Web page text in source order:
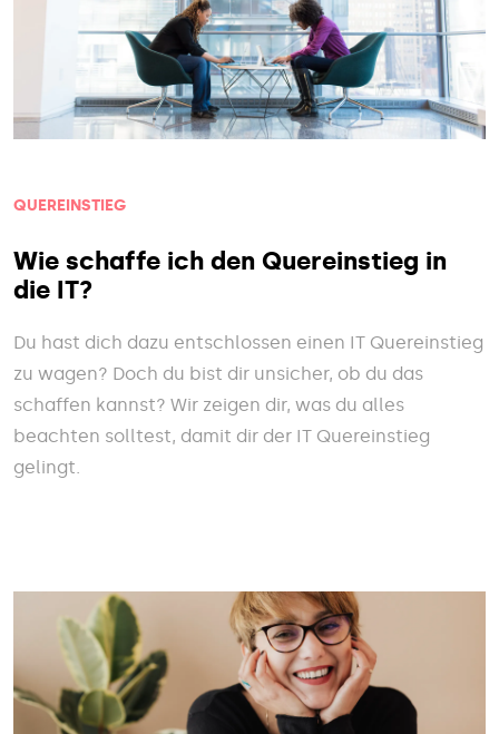
QUEREINSTIEG
Wie schaffe ich den Quereinstieg in
die IT?
Du hast dich dazu entschlossen einen IT Quereinstieg
zu wagen? Doch du bist dir unsicher, ob du das
schaffen kannst? Wir zeigen dir, was du alles
beachten solltest, damit dir der IT Quereinstieg
gelingt.